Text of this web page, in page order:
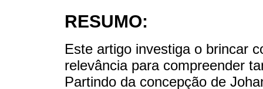
RESUMO:
Este artigo investiga o brincar
relevância para compreender
Partindo da concepção de